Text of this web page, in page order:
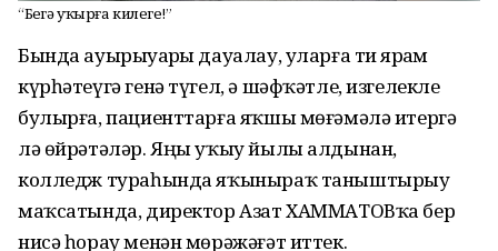
“Беҙгә уҡырға килегеҙ!”
Бында ауырыуҙарҙы дауалау, уларға тиҙ ярҙам
күрһәтеүгә генә түгел, ә шәфҡәтле, изгелекле
булырға, пациенттарға яҡшы мөғәмәлә итергә
лә өйрәтәләр. Яңы уҡыу йылы алдынан,
колледж тураһында яҡыныраҡ таныштырыу
маҡсатында, директор Азат ХАММАТОВҡа бер
нисә һорау менән мөрәжәғәт иттек.